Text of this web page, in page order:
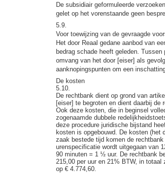
De subsidiair geformuleerde
gelet op het vorenstaande geen
5.9.
Voor toewijzing van de gevraagde
Het door Reaal gedane aanbod van
bedrag schade heeft geleden.
omvang van het door [eiser] als
aanknopingspunten om een
De kosten
5.10.
De rechtbank dient op grond van
[eiser] te begroten en dient daarbij de
Ook deze kosten, die in beginsel
zogenaamde dubbele
deze procedure juridische bijstand
kosten is opgebouwd. De kosten (het
zaak bestede tijd komen de
urenspecificatie wordt uitgegaan van
90 minuten = 1 ½ uur. De rechtbank
215,00 per uur en 21% BTW, in
op € 4.774,60.